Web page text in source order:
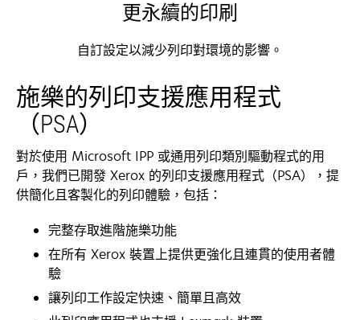
更永續的印刷
自訂設定以減少列印對環境的影響。
施樂的列印支援應用程式
（PSA）
對於使用 Microsoft IPP 或通用列印類別驅動程式的用
戶，我們已開發 Xerox 的列印支援應用程式（PSA），提
供簡化且客製化的列印體驗，包括：
完整存取進階施樂功能
在所有 Xerox 裝置上提供更強化且連貫的使用者體
驗
讓列印工作設定快速、簡單且高效